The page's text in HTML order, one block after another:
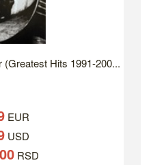
Hits 1991-200...
EUR
USD
RSD